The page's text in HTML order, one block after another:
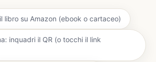
libro su Amazon (ebook o cartaceo)
inquadri il QR (o tocchi il link